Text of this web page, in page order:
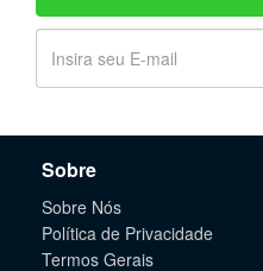
Sobre
Sobre Nós
Política de Privacidade
Termos Gerais